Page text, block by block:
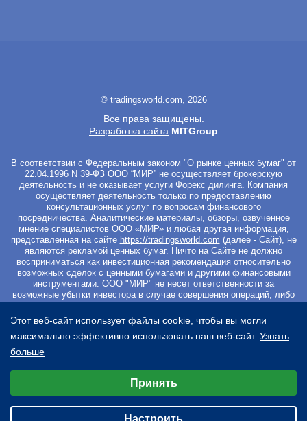
© tradingsworld.com, 2026
Все права защищены.
Разработка сайта MITGroup
В соответствии с Федеральным законом "О рынке ценных бумаг" от
22.04.1996 N 39-ФЗ ООО “МИР” не осуществляет брокерскую
деятельность и не оказывает услуги Форекс дилинга. Компания
осуществляет деятельность только по предоставлению
консультационных услуг по вопросам финансового
посредничества. Аналитические материалы, обзоры, озвученное
мнение специалистов ООО «МИР» и любая другая информация,
представленная на сайте https://tradingsworld.com (далее - Сайт), не
являются рекламой ценных бумаг. Ничто на Сайте не должно
восприниматься как инвестиционная рекомендация относительно
возможных сделок с ценными бумагами и другими финансовыми
инструментами. ООО "МИР" не несет ответственности за
возможные убытки инвестора в случае совершения операций, либо
инвестирования в финансовые инструменты, упомянутые в
материалах Сайта. Вы не должны начинать работу с
инвестиционными продуктами, если не готовы к риску частичной и/
или полной потери всех средств, которые вы вложили. Перед
началом работы с ценными бумагами и другими финансовыми
рисках. Регистрируясь на Сайте и оплачивая курс Вы
подтверждаете свое безоговорочное согласие со всеми условиями
Договора оферты, а также подтверждаете, что ознакомились с
Пользовательским соглашениемиПолитикой обработки
персональных данных
Этот веб-сайт использует файлы cookie, чтобы вы могли
максимально эффективно использовать наш веб-сайт. Узнать
больше
Аналитические/Функциональные
Принять
Настроить